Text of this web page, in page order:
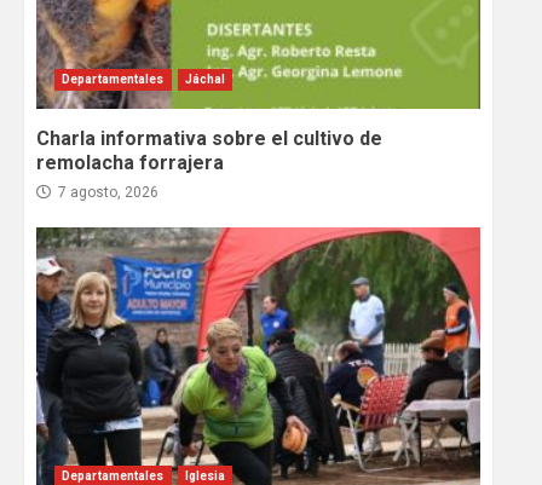
Departamentales Jáchal
Charla informativa sobre el cultivo de
remolacha forrajera
7 agosto, 2026
Departamentales Iglesia